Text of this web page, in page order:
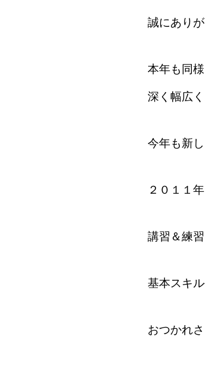
誠にあり
本年も同
深く幅広
今年も新
２０１１
講習＆練
基本スキ
おつかれ